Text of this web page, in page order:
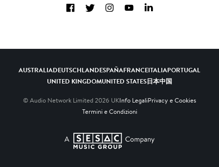
FacebookTwitterInstagramYouTubeLinkedIn
AUSTRALIADEUTSCHLANDESPAÑAFRANCEITALIAPORTUGAL
UNITED KINGDOMUNITED STATES日本中国
© Audio Network Limited 2026 UKInfo LegaliPrivacy e Cookies
Termini e Condizioni
A SESAC Company